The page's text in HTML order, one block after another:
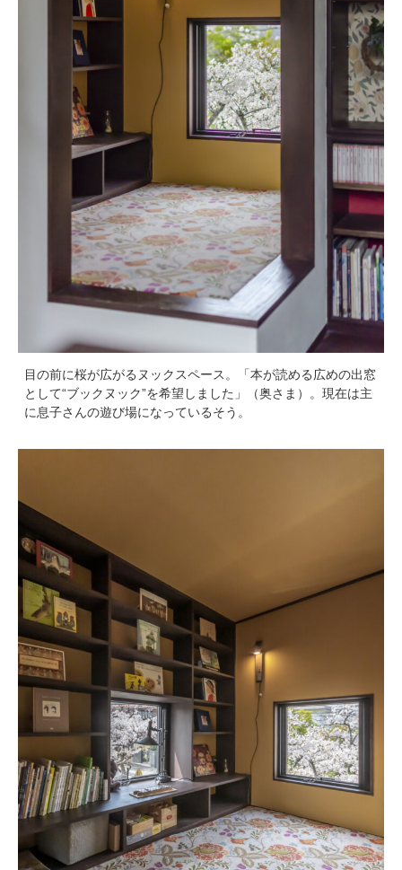
目の前に桜が広がるヌックスペース。「本が読める広めの出窓
として“ブックヌック”を希望しました」（奥さま）。現在は主
に息子さんの遊び場になっているそう。